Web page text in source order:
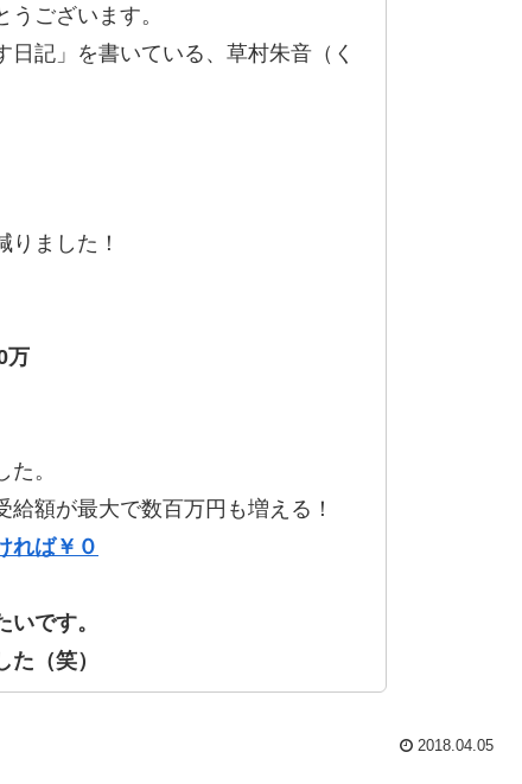
ございます。
日記」を書いている、草村朱音（く
ました！
万
。
額が最大で数百万円も増える！
れば￥０
です。
（笑）
2018.04.05